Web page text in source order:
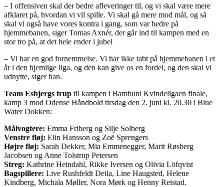
– I offensiven skal der bedre afleveringer til, og vi skal være mere
afklaret på, hvordan vi vil spille. Vi skal gå mere mod mål, og så
skal vi også have vores kontra i gang, som var bedre på
hjemmebanen, siger Tomas Axnér, der går ind til kampen med en
stor tro på, at det hele ender i jubel
– Vi har en god fornemmelse. Vi har ikke tabt på hjemmebanen i et
år i den hjemlige liga, og den kan give os en fordel, og den skal vi
udnytte, siger han.
Team Esbjergs trup til kampen i Bambuni Kvindeligaen finale,
kamp 3 mod Odense Håndbold tirsdag den 2. juni kl. 20.30 i Blue
Water Dokken:
Målvogtere: Emma Friberg og Silje Solberg
Venstre fløj: Elin Hansson og Zoë Sprengers
Højre fløj: Sarah Dekker, Mia Emmenegger, Marit Røsberg
Jacobsen og Anne Tolstrup Petersen
Streg: Kathrine Heindahl, Rikke Iversen og Olivia Löfqvist
Bagspillere: Live Rushfeldt Deila, Line Haugsted, Helene
Kindberg, Michala Møller, Nora Mørk og Henny Reistad.